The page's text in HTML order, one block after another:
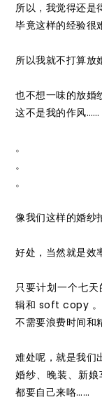
所以，我觉得还是
毕竟这样的经验很
所以我就不打算放
也不想一味的放婚
这不是我的作风……
。
。
。
像我们这样的婚纱
好处，当然就是效
只要计划一个七
辑和 soft copy 。
不需要浪费时间和
难处呢，就是我们
婚纱、晚装、新娘
都要自己来咯……